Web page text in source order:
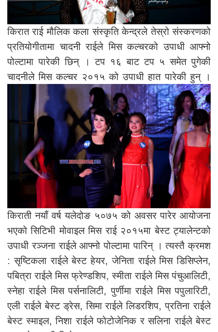
किरात राई मौलिक कला संस्कृति केन्द्रले तेस्रो संस्करणको
प्रतियोगीतामा चादनी राईले मिस कल्चरको उपाधी आफ्नो
पोल्टामा पारेकी छिन् । टप १६ बाट टप ५ समेत पुगेकी
चादनीले मिस कल्चर २०१५ को उपाधी हात पारेकी हुन् ।
किराती नयाँ वर्ष यलेदोङ ५०७५ को अवसर पारेर आयोजना
भएको सिटिभी मोवाइल मिस राई २०१५मा बेस्ट ट्यालेन्टको
उपाधी रञ्जना राईले आफ्नो पोल्टामा पारिन् । त्यस्तै क्रमश
: सृष्टिकला राईले बेस्ट हेयर, जेनिता राईले मिस डिसिप्लेन,
पबित्रा राईले मिस फ्रेण्डशिप, स्मीता राईले मिस पंचुआलिटी,
स्नेहा राईले मिस पर्सनालिटी, पुर्णीमा राईले मिस पपुलारिटी,
एली राईले बेस्ट ड्रेस, सिमा राईले लिडरशिप, प्रतिना राईले
बेस्ट स्माइल, निशा राईले फोटोजेनिक र सलिना राईले बेस्ट